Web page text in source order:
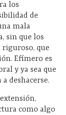
los
de
mala
sin que los
riguroso, que
Efímero es
y ya sea que
deshacerse.
como algo